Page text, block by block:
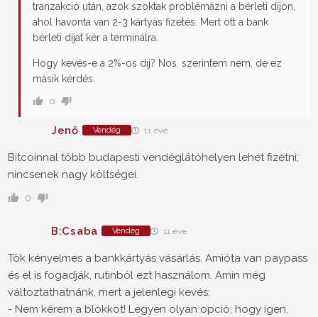
tranzakció után, azok szoktak problémázni a bérleti díjon,
ahol havonta van 2-3 kártyás fizetés. Mert ott a bank
bérleti díjat kér a terminálra.
Hogy kevés-e a 2%-os díj? Nos, szerintem nem, de ez
másik kérdés.
0
Jenő Vendég 11 éve
Bitcoinnal több budapesti vendéglátóhelyen lehet fizetni;
nincsenek nagy költségei.
0
B:Csaba Vendég 11 éve
Tök kényelmes a bankkártyás vásárlás. Amióta van paypass
és el is fogadják, rutinból ezt használom. Amin még
változtathatnánk, mert a jelenlegi kevés:
- Nem kérem a blokkot! Legyen olyan opció, hogy igen,